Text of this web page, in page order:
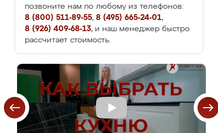
позвоните нам по любому из телефонов:
8 (800) 511-89-55, 8 (495) 665-24-01,
8 (926) 409-68-13, и наш менеджер быстро
рассчитает стоимость.